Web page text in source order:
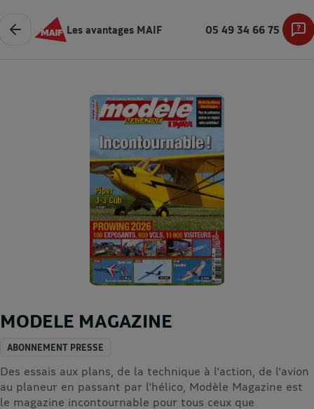
Les avantages MAIF 05 49 34 66 75
MODELE MAGAZINE
ABONNEMENT PRESSE
Des essais aux plans, de la technique à l'action, de l'avion
au planeur en passant par l'hélico, Modèle Magazine est
le magazine incontournable pour tous ceux que